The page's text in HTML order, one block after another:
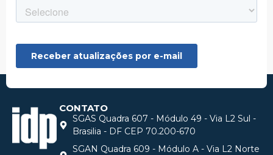
CONTATO
SGAS Quadra 607 - Módulo 49 - Via L2 Sul -
Brasilia - DF CEP 70.200-670
SGAN Quadra 609 - Módulo A - Via L2 Norte